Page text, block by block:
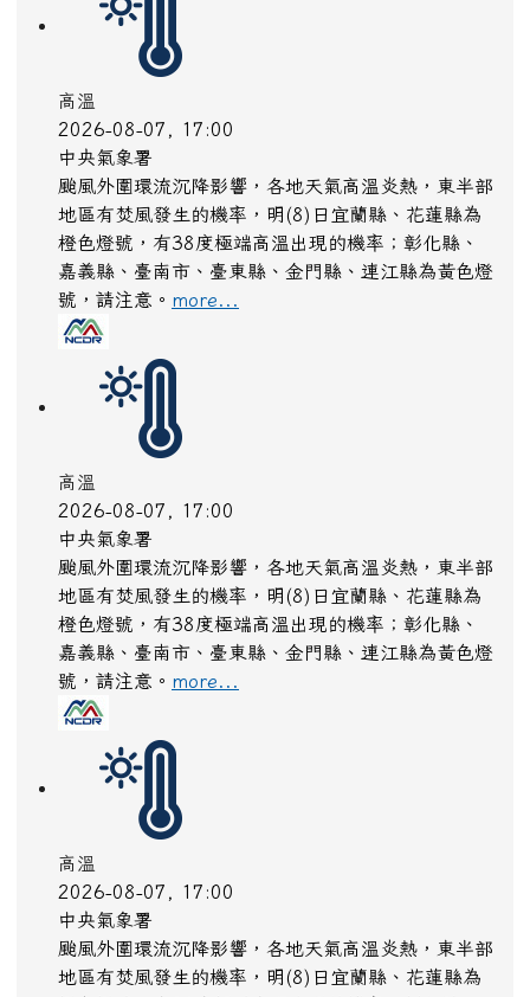
2026-08-07, 17:00
中央氣象署
颱風外圍環流沉降影響，各地天氣高溫炎熱，東半部
地區有焚風發生的機率，明(8)日宜蘭縣、花蓮縣為
橙色燈號，有38度極端高溫出現的機率；彰化縣、
嘉義縣、臺南市、臺東縣、金門縣、連江縣為黃色燈
號，請注意。 more...
2026-08-07, 17:00
中央氣象署
颱風外圍環流沉降影響，各地天氣高溫炎熱，東半部
地區有焚風發生的機率，明(8)日宜蘭縣、花蓮縣為
橙色燈號，有38度極端高溫出現的機率；彰化縣、
嘉義縣、臺南市、臺東縣、金門縣、連江縣為黃色燈
號，請注意。 more...
2026-08-07, 17:00
中央氣象署
颱風外圍環流沉降影響，各地天氣高溫炎熱，東半部
地區有焚風發生的機率，明(8)日宜蘭縣、花蓮縣為
橙色燈號，有38度極端高溫出現的機率；彰化縣、